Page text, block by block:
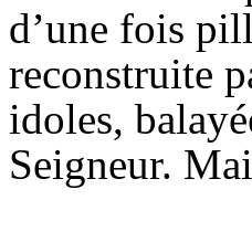
d’une fois
reconstruite
idoles,
Seigneur.